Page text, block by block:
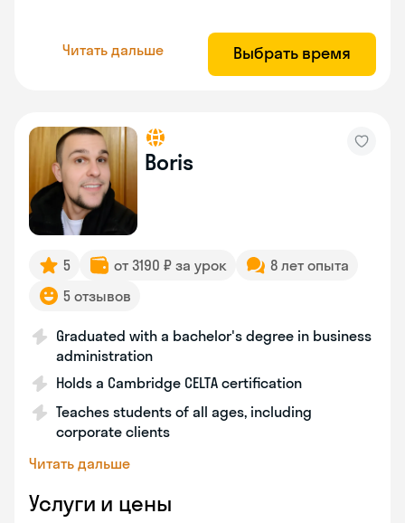
Читать дальше Выбрать время
Boris
5 от 3190 ₽ за урок
8 лет опыта
5 отзывов
Graduated with a bachelor's degree in business
administration
Holds a Cambridge CELTA certification
Teaches students of all ages, including
corporate clients
Читать дальше
Услуги и цены